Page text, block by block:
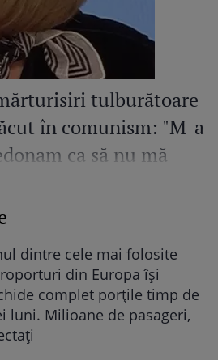
tulburătoare
în comunism: "M-a
ca să nu mă
dintre cele mai folosite
din Europa își
complet porțile timp de
luni. Milioane de pasageri,